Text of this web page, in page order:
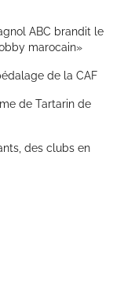
ABC brandit le
marocain»
de la CAF
de Tartarin de
des clubs en